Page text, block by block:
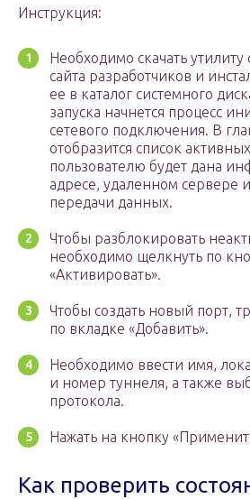
Инструкция:
Необходимо скачать
сайта разработчиков и
ее в каталог системного
запуска начнется процесс
сетевого подключения. В
отобразится список
пользователю будет дана
адресе, удаленном сервере
передачи данных.
Чтобы разблокировать
необходимо щелкнуть по
«Активировать».
Чтобы создать новый порт,
по вкладке «Добавить».
Необходимо ввести имя,
и номер туннеля, а также
протокола.
Нажать на кнопку
Как проверить